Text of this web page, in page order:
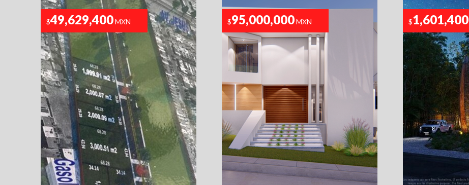
$49,629,400MXN $95,000,000MXN $1,601,400